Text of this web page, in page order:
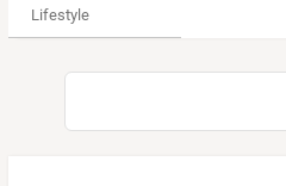
Lifestyle